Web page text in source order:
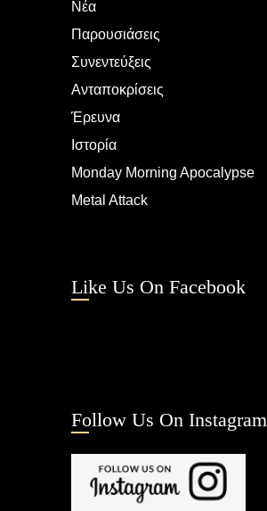
Νέα
Παρουσιάσεις
Συνεντεύξεις
Ανταποκρίσεις
Έρευνα
Ιστορία
Monday Morning Apocalypse
Metal Attack
Like Us On Facebook
Follow Us On Instagram